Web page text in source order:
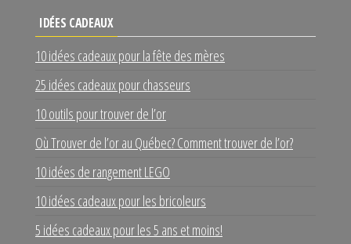
IDÉES CADEAUX
10 idées cadeaux pour la fête des mères
25 idées cadeaux pour chasseurs
10 outils pour trouver de l’or
Où Trouver de l’or au Québec? Comment trouver de l’or?
10 idées de rangement LEGO
10 idées cadeaux pour les bricoleurs
5 idées cadeaux pour les 5 ans et moins!